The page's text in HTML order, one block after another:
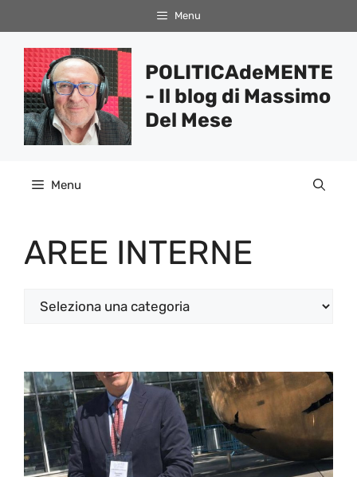
al
contenuto
Menu
POLITICAdeMENTE
- Il blog di Massimo
Del Mese
Menu
AREE INTERNE
Categorie